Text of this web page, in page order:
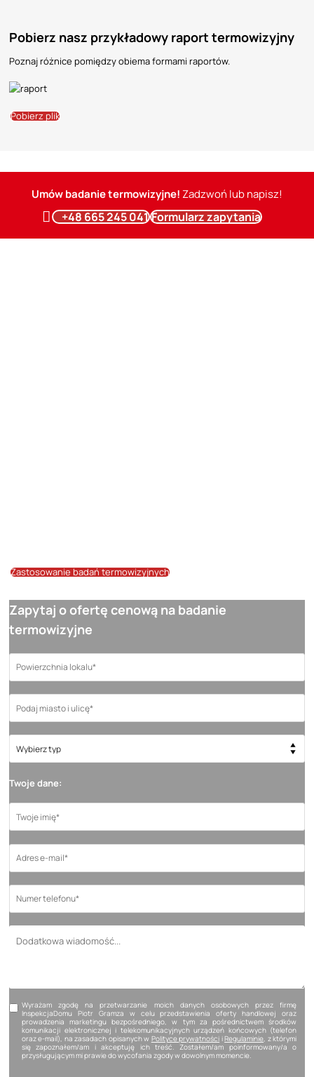
Pobierz nasz przykładowy raport termowizyjny
Poznaj różnice pomiędzy obiema formami raportów.
Pobierz plik
Umów badanie termowizyjne!Zadzwoń lub napisz!
+48 665 245 041Formularz zapytania
Zastosowanie badań termowizyjnych
Zapytaj o ofertę cenową na badanie
termowizyjne
Twoje dane:
Wyrażam zgodę na przetwarzanie moich danych osobowych przez firmę
InspekcjaDomu Piotr Gramza w celu przedstawienia oferty handlowej oraz
prowadzenia marketingu bezpośredniego, w tym za pośrednictwem środków
komunikacji elektronicznej i telekomunikacyjnych urządzeń końcowych (telefon
oraz e-mail), na zasadach opisanych w Polityce prywatności iRegulaminie , z którymi
się zapoznałem/am i akceptuję ich treść. Zostałem/am poinformowany/a o
przysługującym mi prawie do wycofania zgody w dowolnym momencie.